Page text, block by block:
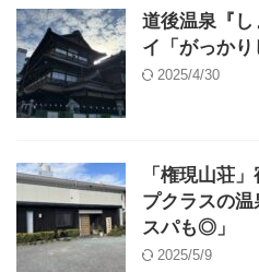
道後温泉『し
イ「がっかり
2025/4/30
「権現山荘
プクラスの
スパも◎」
2025/5/9